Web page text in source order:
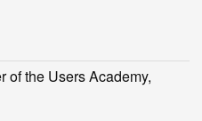
of the Users Academy,